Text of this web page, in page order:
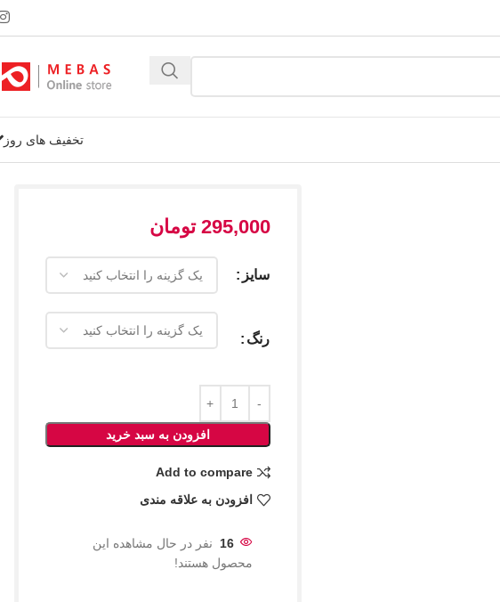
تخفیف های روز
295,000 تومان
سایز
رنگ
افزودن به سبد خرید
Add to compare
افزودن به علاقه مندی
16
نفر در حال مشاهده این
محصول هستند!